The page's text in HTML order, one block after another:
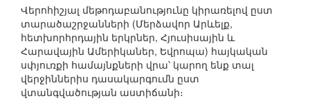
Վերոհիշյալ մեթոդաբանությունը կիրառելով ըստ
տարածաշրջանների (Մերձավոր Արևելք,
հետխորհրդային երկրներ, Հյուսիսային և
Հարավային Ամերիկաներ, Եվրոպա) հայկական
սփյուռքի համայնքների վրա՝ կարող ենք տալ
վերջիններիս դասակարգումն ըստ
վտանգվածության աստիճանի։